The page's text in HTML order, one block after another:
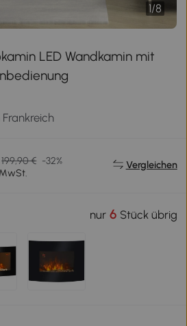
1/8
LED Wandkamin mit
199,90 € -32%
Vergleichen
nur6 Stück übrig